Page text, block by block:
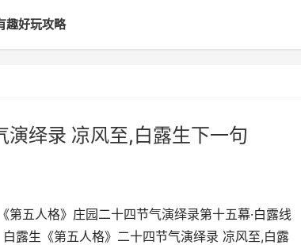
趣好玩攻略
绎录 凉风至,白露生下一句
五人格》庄园二十四节气演绎录第十五幕·白露线
露生《第五人格》二十四节气演绎录 凉风至,白露